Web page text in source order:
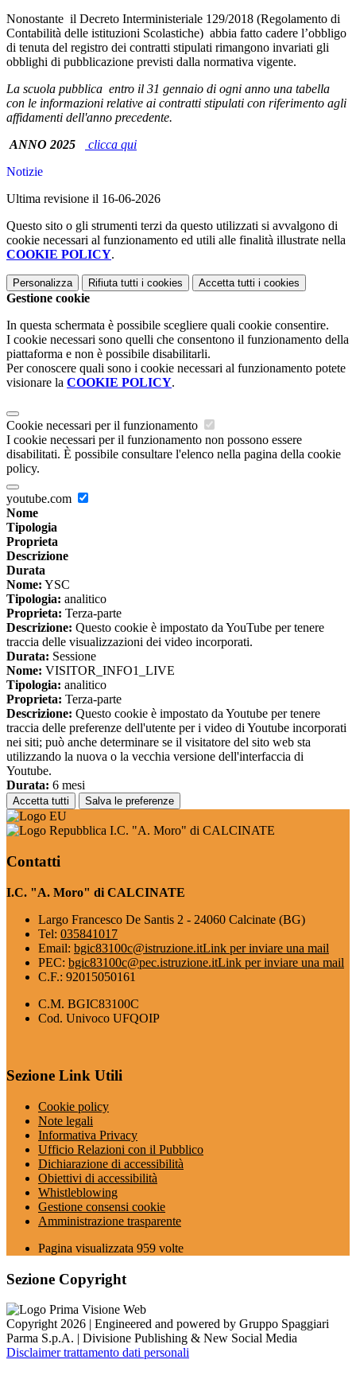
Nonostante il Decreto Interministeriale 129/2018 (Regolamento di
Contabilità delle istituzioni Scolastiche) abbia fatto cadere l’obbligo
di tenuta del registro dei contratti stipulati rimangono invariati gli
obblighi di pubblicazione previsti dalla normativa vigente.
La scuola pubblica entro il 31 gennaio di ogni anno una tabella
con le informazioni relative ai contratti stipulati con riferimento agli
affidamenti dell'anno precedente.
ANNO 2025
clicca qui
Notizie
Ultima revisione il 16-06-2026
Questo sito o gli strumenti terzi da questo utilizzati si avvalgono di
cookie necessari al funzionamento ed utili alle finalità illustrate nella
COOKIE POLICY.
Personalizza Rifiuta tutti i cookies Accetta tutti i cookies
Gestione cookie
In questa schermata è possibile scegliere quali cookie consentire.
I cookie necessari sono quelli che consentono il funzionamento della
piattaforma e non è possibile disabilitarli.
Per conoscere quali sono i cookie necessari al funzionamento potete
visionare la COOKIE POLICY.
Cookie necessari per il funzionamento
I cookie necessari per il funzionamento non possono essere
disabilitati. È possibile consultare l'elenco nella pagina della cookie
policy.
youtube.com
Nome
Tipologia
Proprieta
Descrizione
Durata
Nome: YSC
Tipologia: analitico
Proprieta: Terza-parte
Descrizione: Questo cookie è impostato da YouTube per tenere
traccia delle visualizzazioni dei video incorporati.
Durata: Sessione
Nome: VISITOR_INFO1_LIVE
Tipologia: analitico
Proprieta: Terza-parte
Descrizione: Questo cookie è impostato da Youtube per tenere
traccia delle preferenze dell'utente per i video di Youtube incorporati
nei siti; può anche determinare se il visitatore del sito web sta
utilizzando la nuova o la vecchia versione dell'interfaccia di
Youtube.
Durata: 6 mesi
Accetta tutti Salva le preferenze
I.C. "A. Moro" di CALCINATE
Contatti
I.C. "A. Moro" di CALCINATE
Largo Francesco De Santis 2 - 24060 Calcinate (BG)
Tel: 035841017
Email: bgic83100c@istruzione.itLink per inviare una mail
PEC: bgic83100c@pec.istruzione.itLink per inviare una mail
C.F.: 92015050161
C.M. BGIC83100C
Cod. Univoco UFQOIP
Sezione Link Utili
Cookie policy
Note legali
Informativa Privacy
Ufficio Relazioni con il Pubblico
Dichiarazione di accessibilità
Obiettivi di accessibilità
Whistleblowing
Gestione consensi cookie
Amministrazione trasparente
Pagina visualizzata 959 volte
Sezione Copyright
Copyright 2026 | Engineered and powered by Gruppo Spaggiari
Parma S.p.A. | Divisione Publishing & New Social Media
Disclaimer trattamento dati personali